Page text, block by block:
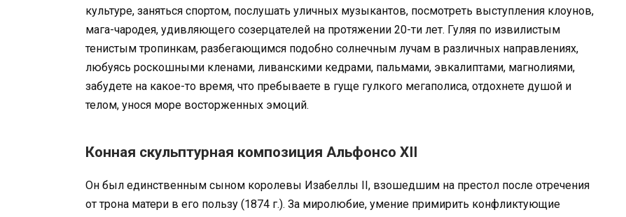
культуре, заняться спортом, послушать уличных музыкантов, посмотреть выступления клоунов,
мага-чародея, удивляющего созерцателей на протяжении 20-ти лет. Гуляя по извилистым
тенистым тропинкам, разбегающимся подобно солнечным лучам в различных направлениях,
любуясь роскошными кленами, ливанскими кедрами, пальмами, эвкалиптами, магнолиями,
забудете на какое-то время, что пребываете в гуще гулкого мегаполиса, отдохнете душой и
телом, унося море восторженных эмоций.
Конная скульптурная композиция Альфонсо XII
Он был единственным сыном королевы Изабеллы II, взошедшим на престол после отречения
от трона матери в его пользу (1874 г.). За миролюбие, умение примирить конфликтующие